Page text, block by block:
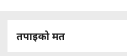
तपाइको मत